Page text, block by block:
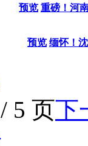
预览 重磅！河
预览 缅怀！
/ 5 页下